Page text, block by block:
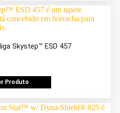
Skystep™ ESD 457
Produto